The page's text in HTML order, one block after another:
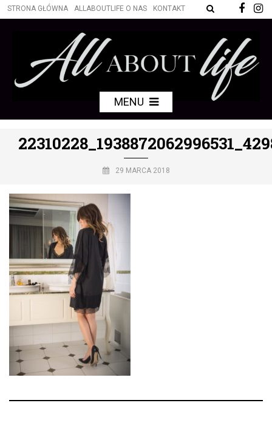
STRONA GŁÓWNA ALLABOUTLIFE O NAS KONTAKT
MENU
29 MARCA 2018